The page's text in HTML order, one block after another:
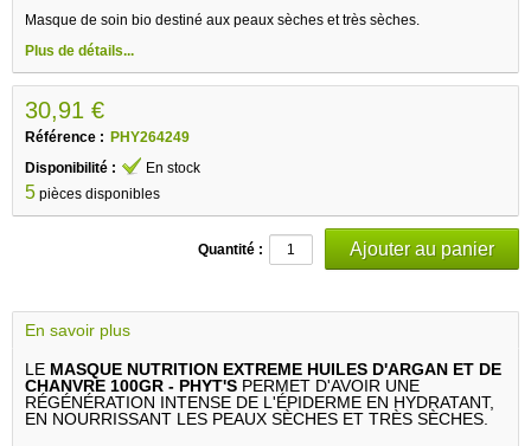
Masque de soin bio destiné aux peaux sèches et très sèches.
Plus de détails...
30,91 €
Référence : PHY264249
Disponibilité :
En stock
5 pièces disponibles
Quantité :
En savoir plus
LE MASQUE NUTRITION EXTREME HUILES D'ARGAN ET DE
CHANVRE 100GR - PHYT'S PERMET D'AVOIR UNE
RÉGÉNÉRATION INTENSE DE L'ÉPIDERME EN HYDRATANT,
EN NOURRISSANT LES PEAUX SÈCHES ET TRÈS SÈCHES.